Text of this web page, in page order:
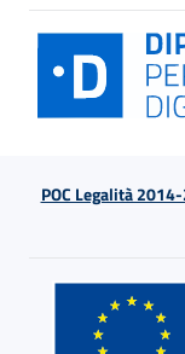
POC Legalità